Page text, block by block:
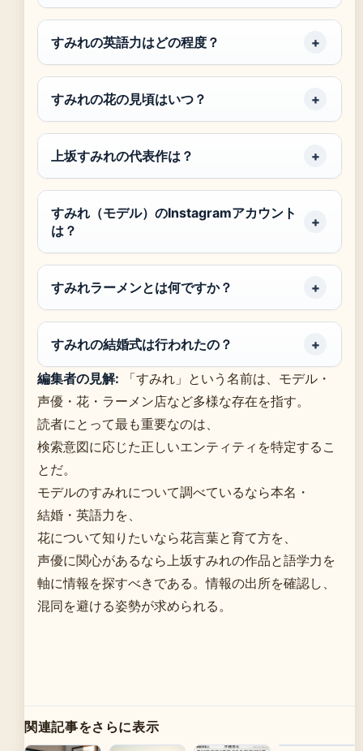
すみれの英語力はどの程度？
すみれの花の見頃はいつ？
上坂すみれの代表作は？
すみれ（モデル）のInstagramアカウント
は？
すみれラーメンとは何ですか？
すみれの結婚式は行われたの？
編集者の見解: 「すみれ」という名前は、モデル・
声優・花・ラーメン店など多様な存在を指す。
読者にとって最も重要なのは、
検索意図に応じた正しいエンティティを特定するこ
とだ。
モデルのすみれについて調べているなら本名・
結婚・英語力を、
花について知りたいなら花言葉と育て方を、
声優に関心があるなら上坂すみれの作品と語学力を
軸に情報を探すべきである。情報の出所を確認し、
混同を避ける姿勢が求められる。
関連記事をさらに表示